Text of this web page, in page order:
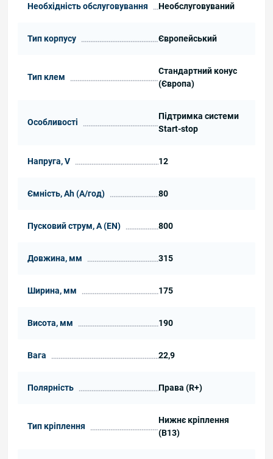
Необхідність обслуговування Необслуговуваний
Тип корпусу Європейський
Тип клем
Стандартний конус
(Європа)
Особливості
Підтримка системи
Start-stop
Напруга, V 12
Ємність, Ah (А/год) 80
Пусковий струм, А (EN) 800
Довжина, мм 315
Ширина, мм 175
Висота, мм 190
Вага 22,9
Полярність Права (R+)
Тип кріплення
Нижнє кріплення
(B13)